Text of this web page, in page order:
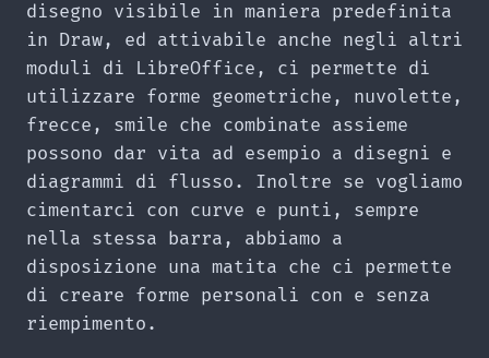
disegno visibile in maniera predefinita
in Draw, ed attivabile anche negli altri
moduli di LibreOffice, ci permette di
utilizzare forme geometriche, nuvolette,
frecce, smile che combinate assieme
possono dar vita ad esempio a disegni e
diagrammi di flusso. Inoltre se vogliamo
cimentarci con curve e punti, sempre
nella stessa barra, abbiamo a
disposizione una matita che ci permette
di creare forme personali con e senza
riempimento.